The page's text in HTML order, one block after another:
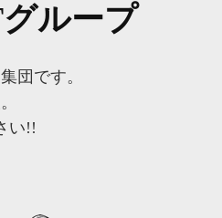
ループ
団です。
い!!